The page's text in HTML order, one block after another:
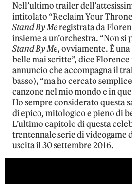
Nell’ultimo trailer
intitolato “Reclaim Your
Stand By Meregistrata da
insieme a un’orchestra. “Non si
Stand By Me, ovviamente. È
belle mai scritte”, dice
annuncio che accompagna il
basso), “ma ho cercato
canzone nel mio mondo e in
Ho sempre considerato questa
di epico, mitologico e pieno di
L’ultimo capitolo di questa
trentennale serie di videogame
uscita il 30 settembre 2016.